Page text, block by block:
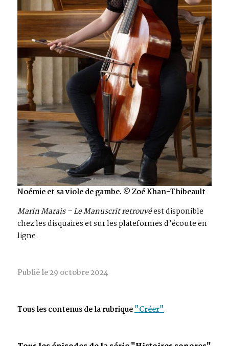
Noémie et sa viole de gambe. © Zoé Khan-Thibeault
Marin Marais – Le Manuscrit retrouvéest disponible
chez les disquaires et sur les plateformes d’écoute en
ligne.
Publié le 29 octobre 2024
Tous les contenus de la rubrique"Créer"